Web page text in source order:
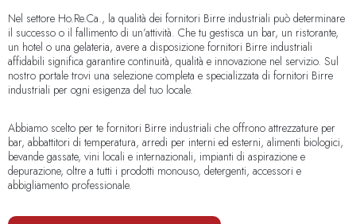
Nel settore Ho.Re.Ca., la qualità dei fornitori Birre industriali può determinare
il successo o il fallimento di un’attività. Che tu gestisca un bar, un ristorante,
un hotel o una gelateria, avere a disposizione fornitori Birre industriali
affidabili significa garantire continuità, qualità e innovazione nel servizio. Sul
nostro portale trovi una selezione completa e specializzata di fornitori Birre
industriali per ogni esigenza del tuo locale.
Abbiamo scelto per te fornitori Birre industriali che offrono attrezzature per
bar, abbattitori di temperatura, arredi per interni ed esterni, alimenti biologici,
bevande gassate, vini locali e internazionali, impianti di aspirazione e
depurazione, oltre a tutti i prodotti monouso, detergenti, accessori e
abbigliamento professionale.